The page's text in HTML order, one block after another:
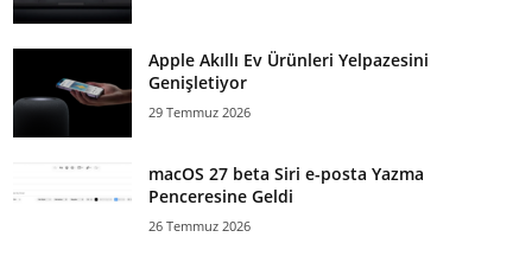
Apple Akıllı Ev Ürünleri Yelpazesini
Genişletiyor
29 Temmuz 2026
macOS 27 beta Siri e-posta Yazma
Penceresine Geldi
26 Temmuz 2026